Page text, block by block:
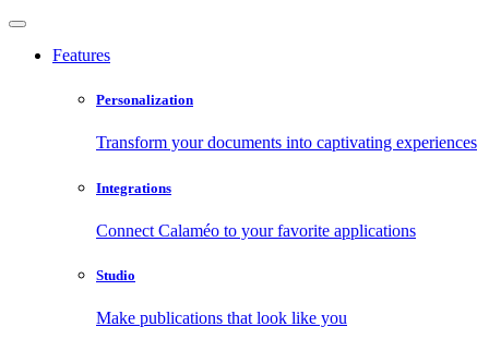
Features
Personalization
Transform your documents into captivating experiences
Integrations
Connect Calaméo to your favorite applications
Studio
Make publications that look like you